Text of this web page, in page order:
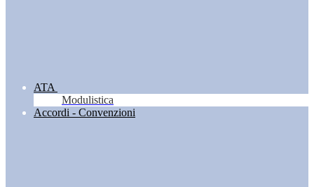
ATA
Modulistica
Accordi - Convenzioni